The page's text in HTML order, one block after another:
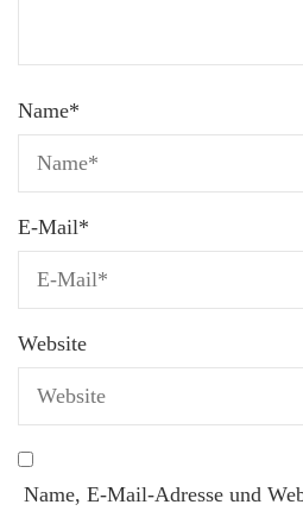
Name*
E-Mail*
Website
Name, E-Mail-Adresse und